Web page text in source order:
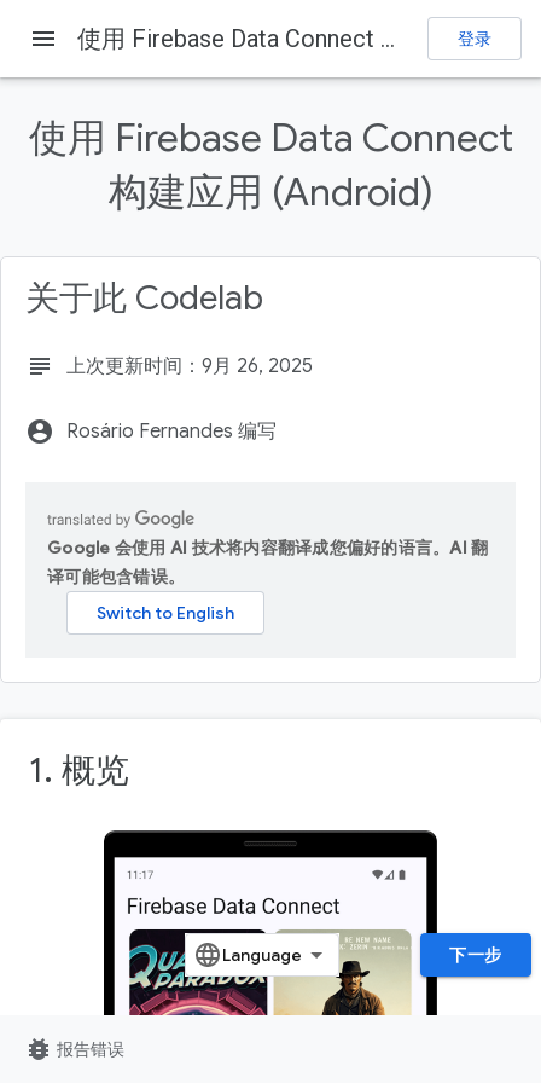
Firebase Firebase Codelabs
本页内容
1. 概览
学习内容
2. 设置示例项目
创建 Firebase 项目
menu 使用 Firebase Data Connect 构建应用 (Android) 登录
使用 Firebase Data Connect
构建应用 (Android)
关于此 Codelab
subject 上次更新时间：9月 26, 2025
account_circle Rosário Fernandes 编写
Google 会使用 AI 技术将内容翻译成您偏好的语言。AI 翻
译可能包含错误。
1. 概览
下一步
bug_report 报告错误